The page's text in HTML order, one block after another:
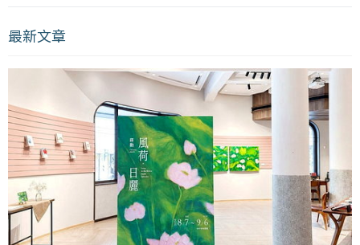
最新文章